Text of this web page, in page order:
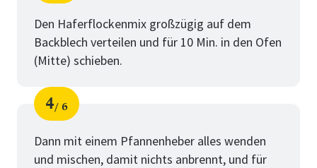
Schritt
von
Den Haferflockenmix großzügig auf dem
Backblech verteilen und für 10 Min. in den Ofen
(Mitte) schieben.
Schritt
4
von
6
Dann mit einem Pfannenheber alles wenden
und mischen, damit nichts anbrennt, und für